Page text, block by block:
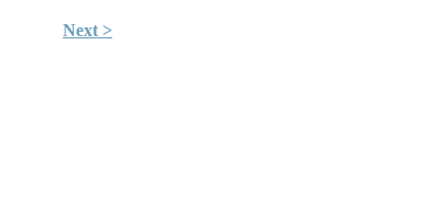
Next >